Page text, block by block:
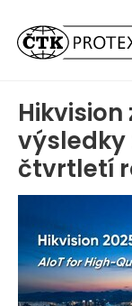
výsledky
čtvrtletí